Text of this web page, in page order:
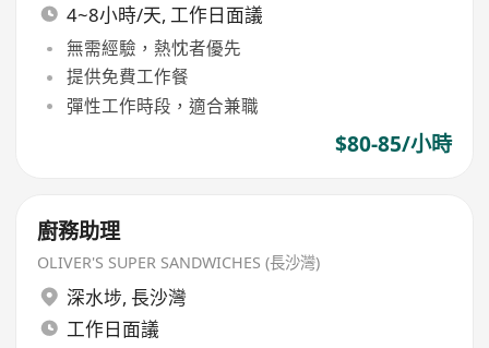
4~8小時/天, 工作日面議
無需經驗，熱忱者優先
提供免費工作餐
彈性工作時段，適合兼職
$80-85/小時
廚務助理
OLIVER'S SUPER SANDWICHES (長沙灣)
深水埗, 長沙灣
工作日面議